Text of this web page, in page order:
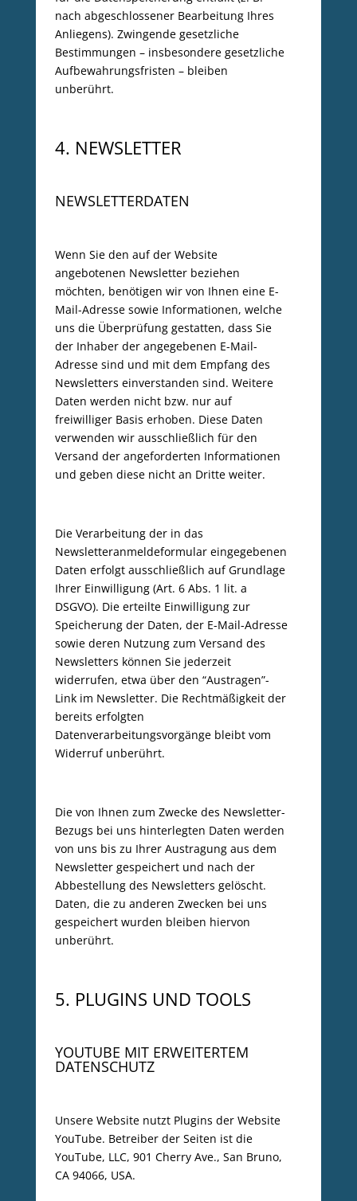
nach abgeschlossener Bearbeitung Ihres
Anliegens). Zwingende gesetzliche
Bestimmungen – insbesondere gesetzliche
Aufbewahrungsfristen – bleiben
unberührt.
4. NEWSLETTER
NEWSLETTERDATEN
Wenn Sie den auf der Website
angebotenen Newsletter beziehen
möchten, benötigen wir von Ihnen eine E-
Mail-Adresse sowie Informationen, welche
uns die Überprüfung gestatten, dass Sie
der Inhaber der angegebenen E-Mail-
Adresse sind und mit dem Empfang des
Newsletters einverstanden sind. Weitere
Daten werden nicht bzw. nur auf
freiwilliger Basis erhoben. Diese Daten
verwenden wir ausschließlich für den
Versand der angeforderten Informationen
und geben diese nicht an Dritte weiter.
Die Verarbeitung der in das
Newsletteranmeldeformular eingegebenen
Daten erfolgt ausschließlich auf Grundlage
Ihrer Einwilligung (Art. 6 Abs. 1 lit. a
DSGVO). Die erteilte Einwilligung zur
Speicherung der Daten, der E-Mail-Adresse
sowie deren Nutzung zum Versand des
Newsletters können Sie jederzeit
widerrufen, etwa über den “Austragen”-
Link im Newsletter. Die Rechtmäßigkeit der
bereits erfolgten
Datenverarbeitungsvorgänge bleibt vom
Widerruf unberührt.
Die von Ihnen zum Zwecke des Newsletter-
Bezugs bei uns hinterlegten Daten werden
von uns bis zu Ihrer Austragung aus dem
Newsletter gespeichert und nach der
Abbestellung des Newsletters gelöscht.
Daten, die zu anderen Zwecken bei uns
gespeichert wurden bleiben hiervon
unberührt.
5. PLUGINS UND TOOLS
YOUTUBE MIT ERWEITERTEM
DATENSCHUTZ
Unsere Website nutzt Plugins der Website
YouTube. Betreiber der Seiten ist die
YouTube, LLC, 901 Cherry Ave., San Bruno,
CA 94066, USA.